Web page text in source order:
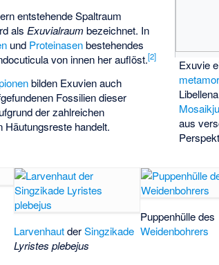
Exuvie
aus
entstehende Spaltraum
als Exuvialraum bezeichnet. In
und Proteinasenbestehendes
von innen her auflöst.[2]
bilden Exuvien auch
Fossilien dieser
der zahlreichen
handelt.
LarvenhautderSingzikade
Lyristes plebejus
Puppenhülle des
Weidenbohrers